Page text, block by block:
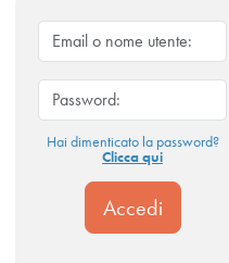
Hai dimenticato la password?
Clicca qui